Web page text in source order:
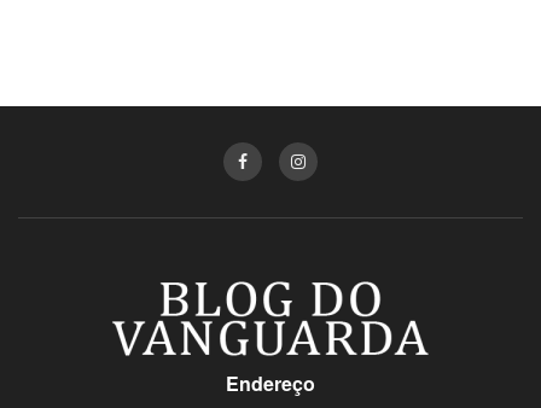
Endereço